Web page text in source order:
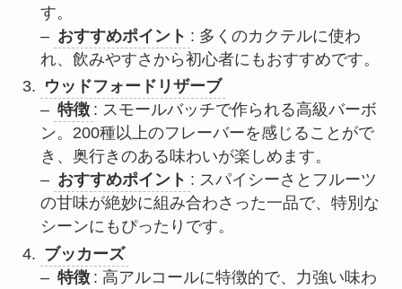
す。
– おすすめポイント : 多くのカクテルに使わ
れ、飲みやすさから初心者にもおすすめです。
ウッドフォードリザーブ
– 特徴 : スモールバッチで作られる高級バーボ
ン。200種以上のフレーバーを感じることがで
き、奥行きのある味わいが楽しめます。
– おすすめポイント : スパイシーさとフルーツ
の甘味が絶妙に組み合わさった一品で、特別な
シーンにもぴったりです。
ブッカーズ
– 特徴 : 高アルコールに特徴的で、力強い味わ